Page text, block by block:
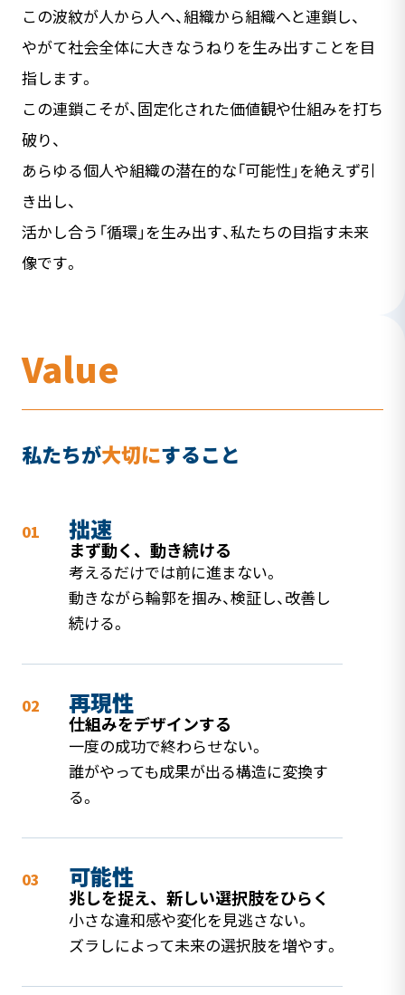
この波紋が人から人へ、組織から組織へと連鎖し、
やがて社会全体に大きなうねりを生み出すことを目
指します。
この連鎖こそが、固定化された価値観や仕組みを打ち
破り、
あらゆる個人や組織の潜在的な「可能性」を絶えず引
き出し、
活かし合う「循環」を生み出す、私たちの目指す未来
像です。
Value
私たちが大切にすること
01 拙速
まず動く、動き続ける
考えるだけでは前に進まない。
動きながら輪郭を掴み、検証し、改善し
続ける。
02 再現性
仕組みをデザインする
一度の成功で終わらせない。
誰がやっても成果が出る構造に変換す
る。
03 可能性
兆しを捉え、新しい選択肢をひらく
小さな違和感や変化を見逃さない。
ズラしによって未来の選択肢を増やす。